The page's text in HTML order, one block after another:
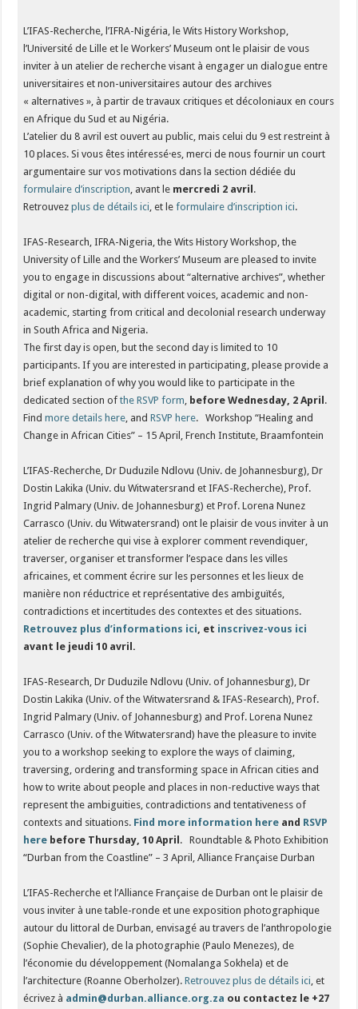
L’IFAS-Recherche, l’IFRA-Nigéria, le Wits History Workshop,
l’Université de Lille et le Workers’ Museum ont le plaisir de vous
inviter à un atelier de recherche visant à engager un dialogue entre
universitaires et non-universitaires autour des archives
« alternatives », à partir de travaux critiques et décoloniaux en cours
en Afrique du Sud et au Nigéria.
L’atelier du 8 avril est ouvert au public, mais celui du 9 est restreint à
10 places. Si vous êtes intéressé·es, merci de nous fournir un court
argumentaire sur vos motivations dans la section dédiée du
formulaire d’inscription, avant le mercredi 2 avril .
Retrouvezplus de détails ici, et leformulaire d’inscription ici.
IFAS-Research, IFRA-Nigeria, the Wits History Workshop, the
University of Lille and the Workers’ Museum are pleased to invite
you to engage in discussions about “alternative archives”, whether
digital or non-digital, with different voices, academic and non-
academic, starting from critical and decolonial research underway
in South Africa and Nigeria.
The first day is open, but the second day is limited to 10
participants. If you are interested in participating, please provide a
brief explanation of why you would like to participate in the
dedicated section ofthe RSVP form, before Wednesday, 2 April .
Findmore details here, andRSVP here. Workshop “Healing and
Change in African Cities” – 15 April, French Institute, Braamfontein
L’IFAS-Recherche, Dr Duduzile Ndlovu (Univ. de Johannesburg), Dr
Dostin Lakika (Univ. du Witwatersrand et IFAS-Recherche), Prof.
Ingrid Palmary (Univ. de Johannesburg) et Prof. Lorena Nunez
Carrasco (Univ. du Witwatersrand) ont le plaisir de vous inviter à un
atelier de recherche qui vise à explorer comment revendiquer,
traverser, organiser et transformer l’espace dans les villes
africaines, et comment écrire sur les personnes et les lieux de
manière non réductrice et représentative des ambiguïtés,
contradictions et incertitudes des contextes et des situations.
Retrouvez plus d’informations ici, et inscrivez-vous ici
avant le jeudi 10 avril.
IFAS-Research, Dr Duduzile Ndlovu (Univ. of Johannesburg), Dr
Dostin Lakika (Univ. of the Witwatersrand & IFAS-Research), Prof.
Ingrid Palmary (Univ. of Johannesburg) and Prof. Lorena Nunez
Carrasco (Univ. of the Witwatersrand) have the pleasure to invite
you to a workshop seeking to explore the ways of claiming,
traversing, ordering and transforming space in African cities and
how to write about people and places in non-reductive ways that
represent the ambiguities, contradictions and tentativeness of
contexts and situations. Find more information here and RSVP
here before Thursday, 10 April . Roundtable & Photo Exhibition
“Durban from the Coastline” – 3 April, Alliance Française Durban
L’IFAS-Recherche et l’Alliance Française de Durban ont le plaisir de
vous inviter à une table-ronde et une exposition photographique
autour du littoral de Durban, envisagé au travers de l’anthropologie
(Sophie Chevalier), de la photographie (Paulo Menezes), de
l’économie du développement (Nomalanga Sokhela) et de
l’architecture (Roanne Oberholzer).Retrouvez plus de détails ici, et
écrivez à admin@durban.alliance.org.za ou contactez le +27